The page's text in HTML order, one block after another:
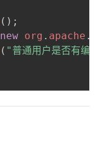
( ) ;
new org . apache .
( "普通用户是否有